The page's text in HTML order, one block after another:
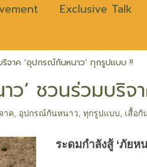
Exclusive Talk
จาค ‘อุปกรณ์กันหนาว’ ทุกรูปแบบ !!
ว’ ชวนร่วมบริ
าค อุปกรณ์กันหนาว ,ทุกรูปแบบ เสื้อกั
ระดมกำลังสู้ ‘ภัย